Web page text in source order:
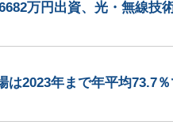
万円出資、光・無線技
は2023年まで年平均73.7